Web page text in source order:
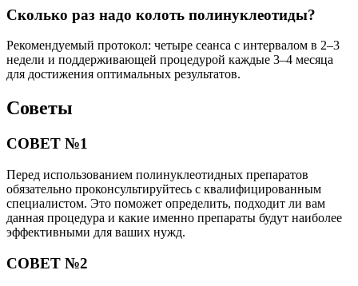
Сколько раз надо колоть полинуклеотиды?
Рекомендуемый протокол: четыре сеанса с интервалом в 2–3
недели и поддерживающей процедурой каждые 3–4 месяца
для достижения оптимальных результатов.
Советы
СОВЕТ №1
Перед использованием полинуклеотидных препаратов
обязательно проконсультируйтесь с квалифицированным
специалистом. Это поможет определить, подходит ли вам
данная процедура и какие именно препараты будут наиболее
эффективными для ваших нужд.
СОВЕТ №2